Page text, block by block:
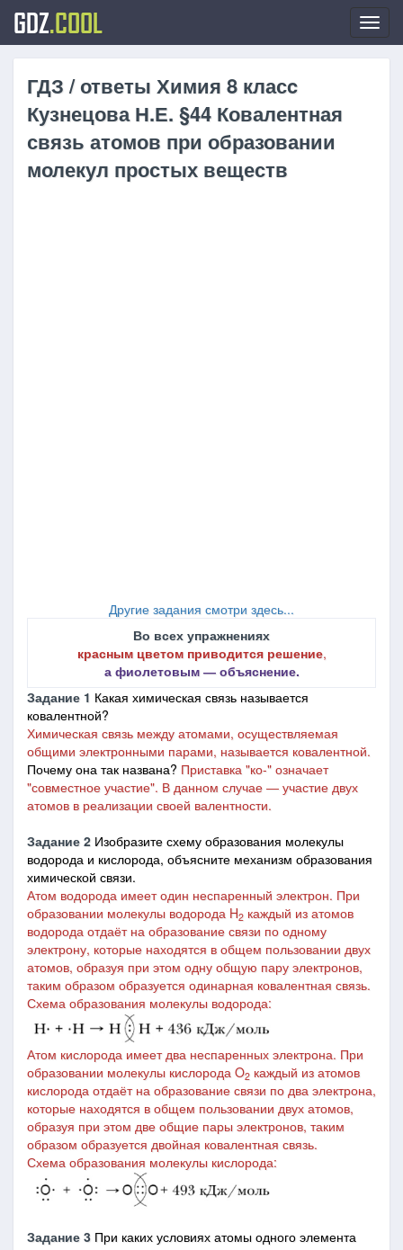
GDZ.COOL
ГДЗ / ответы Химия 8 класc
Кузнецова Н.Е. §44 Ковалентная
связь атомов при образовании
молекул простых веществ
Другие задания смотри здесь...
Во всех упражнениях
красным цветом приводится решение,
а фиолетовым ― объяснение.
Задание 1 Какая химическая связь называется
ковалентной?
Химическая связь между атомами, осуществляемая
общими электронными парами, называется ковалентной.
Почему она так названа? Приставка "ко-" означает
"совместное участие". В данном случае ― участие двух
атомов в реализации своей валентности.
Задание 2 Изобразите схему образования молекулы
водорода и кислорода, объясните механизм образования
химической связи.
Атом водорода имеет один неспаренный электрон. При
образовании молекулы водорода H2 каждый из атомов
водорода отдаёт на образование связи по одному
электрону, которые находятся в общем пользовании двух
атомов, образуя при этом одну общую пару электронов,
таким образом образуется одинарная ковалентная связь.
Схема образования молекулы водорода:
Атом кислорода имеет два неспаренных электрона. При
образовании молекулы кислорода O2 каждый из атомов
кислорода отдаёт на образование связи по два электрона,
которые находятся в общем пользовании двух атомов,
образуя при этом две общие пары электронов, таким
образом образуется двойная ковалентная связь.
Схема образования молекулы кислорода:
Задание 3 При каких условиях атомы одного элемента